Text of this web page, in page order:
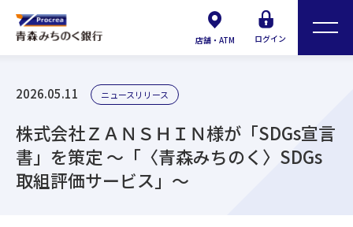
店舗・ATM ログイン
2026.05.11 ニュースリリース
株式会社ＺＡＮＳＨＩＮ様が「SDGs宣言
書」を策定 ～「〈青森みちのく〉SDGs
取組評価サービス」～